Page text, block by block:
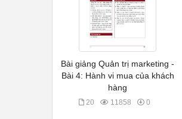
Bài giảng Quản trị marketing -
Bài 4: Hành vi mua của khách
hàng
20 11858 0